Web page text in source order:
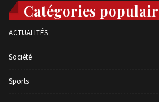
Catégories
ACTUALITÉS
Société
Sports